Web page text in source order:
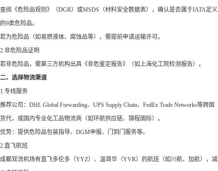
查阅《危险品规则》（DGR）或MSDS（材料安全数据表），确认是否属于IATA定义
的9类危险品。
若为危险品（如易燃液体、腐蚀品等），需提前申请运输许可。
2.非危险品证明
若非危险品，需第三方机构出具《非危鉴定报告》（如上海化工院检测报告）。
二、选择物流渠道
1.专线服务
推荐公司：DHL Global Forwarding、UPS Supply Chain、FedEx Trade Networks等跨国
货代，或国内专业化工品物流商（如环航供应链、锦程国际）。
优势：提供危险品包装指导、DGM申报、门到门服务等。
2.直飞航班
成都双流机场有直飞多伦多（YYZ）、温哥华（YVR）的航班（如川航、加航），减